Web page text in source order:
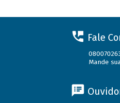
Fale
Mande